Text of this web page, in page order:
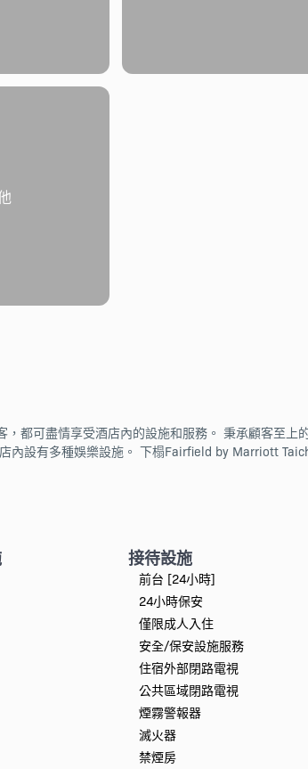
都可盡情享受酒店內的設施和服務。 秉承顧客至上
設有多種娛樂設施。 下榻Fairfield by Marriott
接待設施
前台 [24小時]
24小時保安
僅限成人入住
安全/保安設施服務
住宿外部閉路電視
公共區域閉路電視
煙霧警報器
滅火器
禁煙房